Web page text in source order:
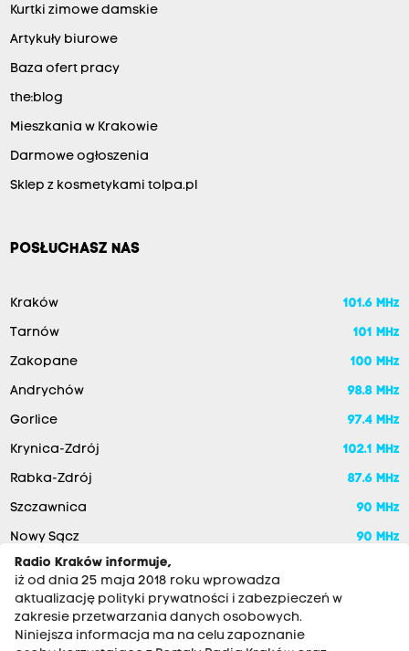
Kurtki zimowe damskie
Artykuły biurowe
Baza ofert pracy
the:blog
Mieszkania w Krakowie
Darmowe ogłoszenia
Sklep z kosmetykami tolpa.pl
POSŁUCHASZ NAS
Kraków 101.6 MHz
Tarnów 101 MHz
Zakopane 100 MHz
Andrychów 98.8 MHz
Gorlice 97.4 MHz
Krynica-Zdrój 102.1 MHz
Rabka-Zdrój 87.6 MHz
Szczawnica 90 MHz
Nowy Sącz
90 MHz
Radio Kraków informuje,
iż od dnia 25 maja 2018 roku wprowadza
aktualizację polityki prywatności i zabezpieczeń w
zakresie przetwarzania danych osobowych.
Niniejsza informacja ma na celu zapoznanie